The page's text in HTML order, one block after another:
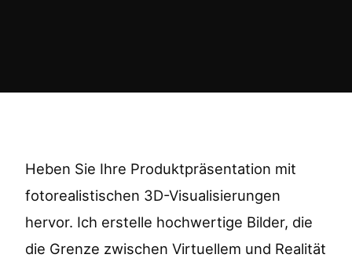
Heben Sie Ihre Produktpräsentation mit
fotorealistischen 3D-Visualisierungen
hervor. Ich erstelle hochwertige Bilder, die
die Grenze zwischen Virtuellem und Realität